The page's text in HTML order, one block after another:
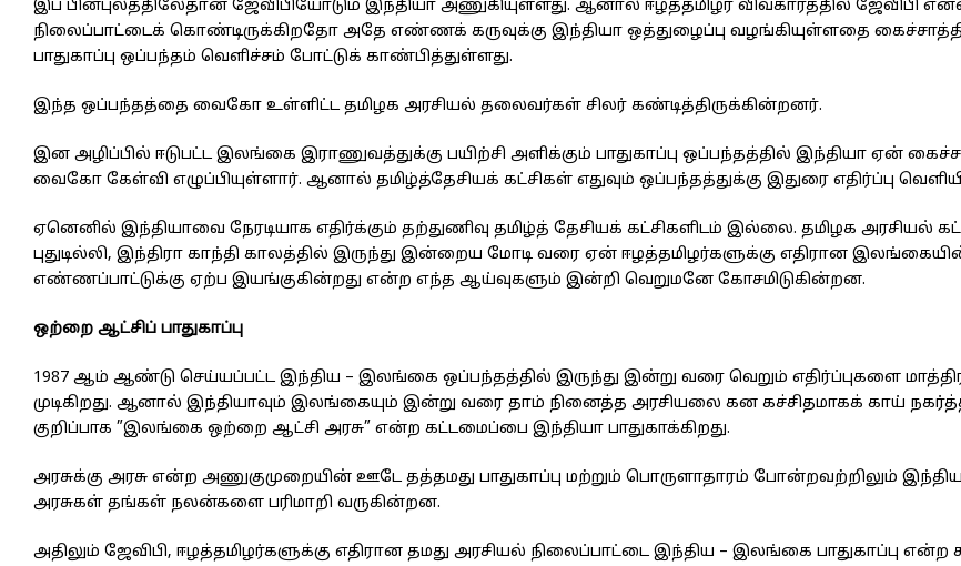
இப் பின்புலத்திலேதான் ஜேவிபியோடும் இந்தியா அணுகியுள்ளது. ஆனால் ஈழத்தமிழர் விவகாரத்தில் ஜேவிபி
நிலைப்பாட்டைக் கொண்டிருக்கிறதோ அதே எண்ணக் கருவுக்கு இந்தியா ஒத்துழைப்பு வழங்கியுள்ளதை
பாதுகாப்பு ஒப்பந்தம் வெளிச்சம் போட்டுக் காண்பித்துள்ளது.
இந்த ஒப்பந்தத்தை வைகோ உள்ளிட்ட தமிழக அரசியல் தலைவர்கள் சிலர் கண்டித்திருக்கின்றனர்.
இன அழிப்பில் ஈடுபட்ட இலங்கை இராணுவத்துக்கு பயிற்சி அளிக்கும் பாதுகாப்பு ஒப்பந்தத்தில் இந்தியா ஏன்
வைகோ கேள்வி எழுப்பியுள்ளார். ஆனால் தமிழ்த்தேசியக் கட்சிகள் எதுவும் ஒப்பந்தத்துக்கு இதுரை எதிர்ப்பு
ஏனெனில் இந்தியாவை நேரடியாக எதிர்க்கும் தற்துணிவு தமிழ்த் தேசியக் கட்சிகளிடம் இல்லை. தமிழக அரசியல்
புதுடில்லி, இந்திரா காந்தி காலத்தில் இருந்து இன்றைய மோடி வரை ஏன் ஈழத்தமிழர்களுக்கு எதிரான
எண்ணப்பாட்டுக்கு ஏற்ப இயங்குகின்றது என்ற எந்த ஆய்வுகளும் இன்றி வெறுமனே கோசமிடுகின்றன.
ஒற்றை ஆட்சிப் பாதுகாப்பு
1987 ஆம் ஆண்டு செய்யப்பட்ட இந்திய – இலங்கை ஒப்பந்தத்தில் இருந்து இன்று வரை வெறும் எதிர்ப்புகளை
முடிகிறது. ஆனால் இந்தியாவும் இலங்கையும் இன்று வரை தாம் நினைத்த அரசியலை கன கச்சிதமாகக் காய்
குறிப்பாக ”இலங்கை ஒற்றை ஆட்சி அரசு” என்ற கட்டமைப்பை இந்தியா பாதுகாக்கிறது.
அரசுக்கு அரசு என்ற அணுகுமுறையின் ஊடே தத்தமது பாதுகாப்பு மற்றும் பொருளாதாரம் போன்றவற்றிலும்
அரசுகள் தங்கள் நலன்களை பரிமாறி வருகின்றன.
அதிலும் ஜேவிபி, ஈழத்தமிழர்களுக்கு எதிரான தமது அரசியல் நிலைப்பாட்டை இந்திய – இலங்கை பாதுகாப்பு என்ற